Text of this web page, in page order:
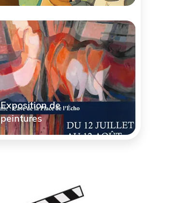
Exposition de
peintures